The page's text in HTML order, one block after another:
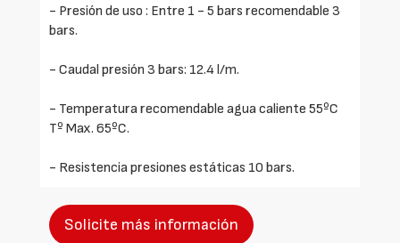
- Presión de uso : Entre 1 - 5 bars recomendable 3
bars.
- Caudal presión 3 bars: 12.4 l/m.
- Temperatura recomendable agua caliente 55ºC
Tº Max. 65ºC.
- Resistencia presiones estáticas 10 bars.
Solicite más información